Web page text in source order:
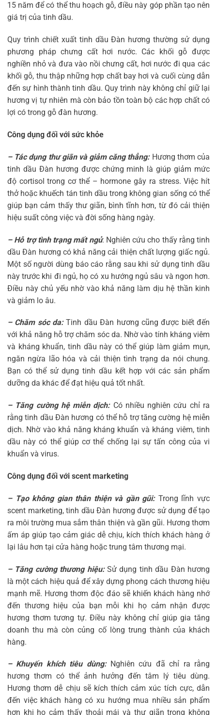
15 năm để có thể thu hoạch gỗ, điều này góp phần tạo nên
giá trị của tinh dầu.
Quy trình chiết xuất tinh dầu Đàn hương thường sử dụng
phương pháp chưng cất hơi nước. Các khối gỗ được
nghiền nhỏ và đưa vào nồi chưng cất, hơi nước đi qua các
khối gỗ, thu thập những hợp chất bay hơi và cuối cùng dẫn
đến sự hình thành tinh dầu. Quy trình này không chỉ giữ lại
hương vị tự nhiên mà còn bảo tồn toàn bộ các hợp chất có
lợi có trong gỗ đàn hương.
Công dụng đối với sức khỏe
– Tác dụng thư giãn và giảm căng thẳng:Hương thơm của
tinh dầu Đàn hương được chứng minh là giúp giảm mức
độ cortisol trong cơ thể – hormone gây ra stress. Việc hít
thở hoặc khuếch tán tinh dầu trong không gian sống có thể
giúp bạn cảm thấy thư giãn, bình tĩnh hơn, từ đó cải thiện
hiệu suất công việc và đời sống hàng ngày.
– Hỗ trợ tình trạng mất ngủ: Nghiên cứu cho thấy rằng tinh
dầu Đàn hương có khả năng cải thiện chất lượng giấc ngủ.
Một số người dùng báo cáo rằng sau khi sử dụng tinh dầu
này trước khi đi ngủ, họ có xu hướng ngủ sâu và ngon hơn.
Điều này chủ yếu nhờ vào khả năng làm dịu hệ thần kinh
và giảm lo âu.
– Chăm sóc da:Tinh dầu Đàn hương cũng được biết đến
với khả năng hỗ trợ chăm sóc da. Nhờ vào tính kháng viêm
và kháng khuẩn, tinh dầu này có thể giúp làm giảm mụn,
ngăn ngừa lão hóa và cải thiện tình trạng da nói chung.
Bạn có thể sử dụng tinh dầu kết hợp với các sản phẩm
dưỡng da khác để đạt hiệu quả tốt nhất.
– Tăng cường hệ miễn dịch:Có nhiều nghiên cứu chỉ ra
rằng tinh dầu Đàn hương có thể hỗ trợ tăng cường hệ miễn
dịch. Nhờ vào khả năng kháng khuẩn và kháng viêm, tinh
dầu này có thể giúp cơ thể chống lại sự tấn công của vi
khuẩn và virus.
Công dụng đối với scent marketing
– Tạo không gian thân thiện và gần gũi:Trong lĩnh vực
scent marketing, tinh dầu Đàn hương được sử dụng để tạo
ra môi trường mua sắm thân thiện và gần gũi. Hương thơm
ấm áp giúp tạo cảm giác dễ chịu, kích thích khách hàng ở
lại lâu hơn tại cửa hàng hoặc trung tâm thương mại.
– Tăng cường thương hiệu:Sử dụng tinh dầu Đàn hương
là một cách hiệu quả để xây dựng phong cách thương hiệu
mạnh mẽ. Hương thơm độc đáo sẽ khiến khách hàng nhớ
đến thương hiệu của bạn mỗi khi họ cảm nhận được
hương thơm tương tự. Điều này không chỉ giúp gia tăng
doanh thu mà còn củng cố lòng trung thành của khách
hàng.
– Khuyến khích tiêu dùng:Nghiên cứu đã chỉ ra rằng
hương thơm có thể ảnh hưởng đến tâm lý tiêu dùng.
Hương thơm dễ chịu sẽ kích thích cảm xúc tích cực, dẫn
đến việc khách hàng có xu hướng mua nhiều sản phẩm
hơn khi họ cảm thấy thoải mái và thư giãn trong không